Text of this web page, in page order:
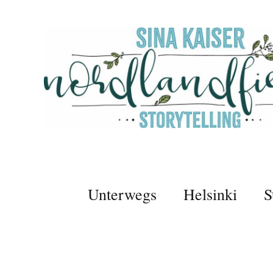
Unterwegs Helsinki